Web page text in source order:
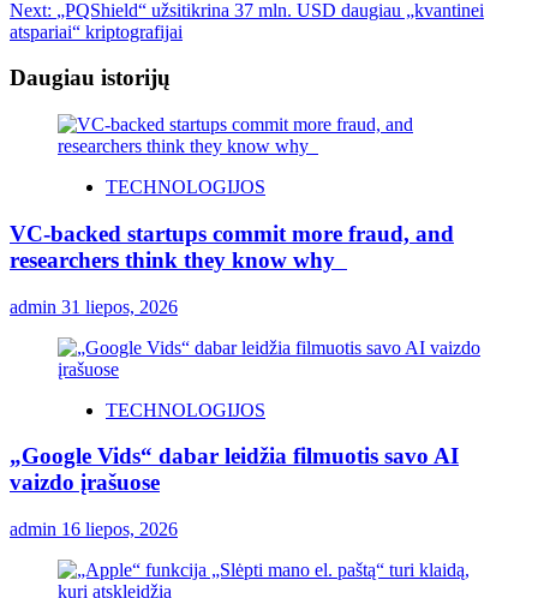
Next: „PQShield“ užsitikrina 37 mln. USD daugiau „kvantinei
atspariai“ kriptografijai
Daugiau istorijų
TECHNOLOGIJOS
VC-backed startups commit more fraud, and
researchers think they know why
admin 31 liepos, 2026
TECHNOLOGIJOS
„Google Vids“ dabar leidžia filmuotis savo AI
vaizdo įrašuose
admin 16 liepos, 2026